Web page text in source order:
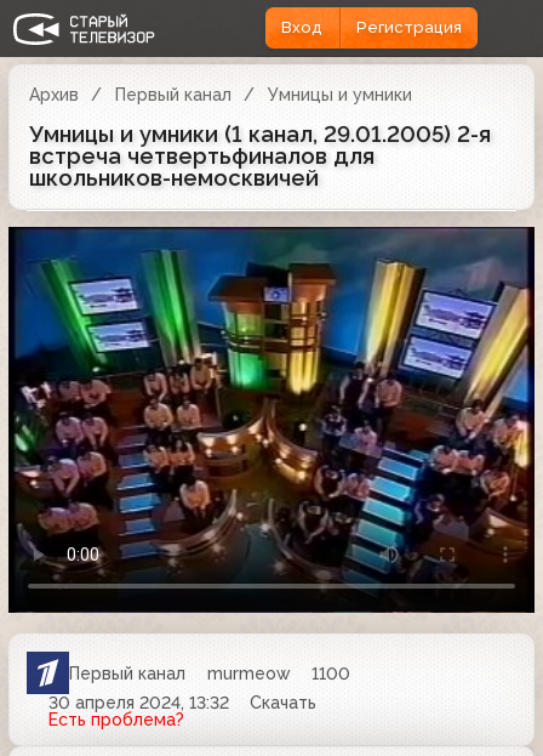
Вход Регистрация
Архив Первый канал Умницы и умники
Умницы и умники (1 канал, 29.01.2005) 2-я
встреча четвертьфиналов для
школьников-немосквичей
Первый канал murmeow
1100
30 апреля 2024, 13:32
Скачать
Есть проблема?